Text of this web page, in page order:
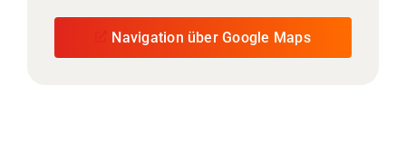
Navigation über Google Maps